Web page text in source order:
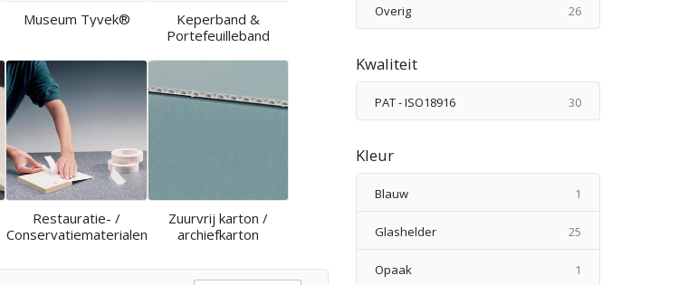
Museum Tyvek®
Keperband &
Portefeuilleband
Restauratie- /
Conservatiematerialen
Zuurvrij karton /
archiefkarton
Overig 26producten
Kwaliteit
PAT - ISO18916 30producten
Kleur
Blauw 1
Glashelder 25
Opaak 1